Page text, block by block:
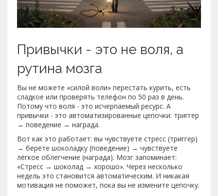
Привычки - это не воля, а
рутина мозга
Вы не можете «силой воли» перестать курить, есть
сладкое или проверять телефон по 50 раз в день.
Потому что воля - это исчерпаемый ресурс. А
привычки - это автоматизированные цепочки: триггер
→ поведение → награда.
Вот как это работает: вы чувствуете стресс (триггер)
→ берёте шоколадку (поведение) → чувствуете
лёгкое облегчение (награда). Мозг запоминает:
«Стресс → шоколад → хорошо». Через несколько
недель это становится автоматическим. И никакая
мотивация не поможет, пока вы не измените цепочку.